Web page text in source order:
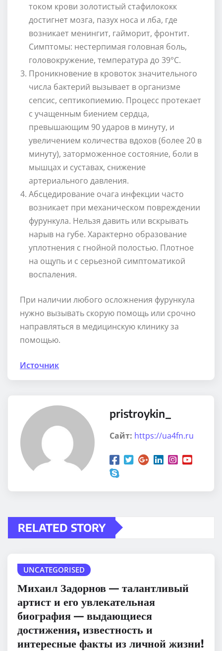
током крови золотистый стафилококк
достигнет мозга, пазух носа и лба, где
возникает менингит, гайморит, фронтит.
Симптомы: нестерпимая головная боль,
головокружение, температура до 39°С.
Проникновение в кровоток значительного
числа бактерий вызывает в организме
сепсис, септикопиемию. Процесс протекает
с учащенным биением сердца,
превышающим 90 ударов в минуту, и
увеличением количества вдохов (более 20 в
минуту), заторможенное состояние, боли в
мышцах и суставах, снижение
артериального давления.
Абсцедирование очага инфекции часто
возникает при механическом повреждении
фурункула. Нельзя давить или вскрывать
нарыв на губе. Характерно образование
уплотнения с гнойной полостью. Плотное
на ощупь и с серьезной симптоматикой
воспаления.
При наличии любого осложнения фурункула
нужно вызывать скорую помощь или срочно
направляться в медицинскую клинику за
помощью.
Источник
pristroykin_
Сайт: https://ua4fn.ru
RELATED STORY
UNCATEGORISED
Михаил Задорнов — талантливый
артист и его увлекательная
биография — выдающиеся
достижения, известность и
интересные факты из личной жизни!